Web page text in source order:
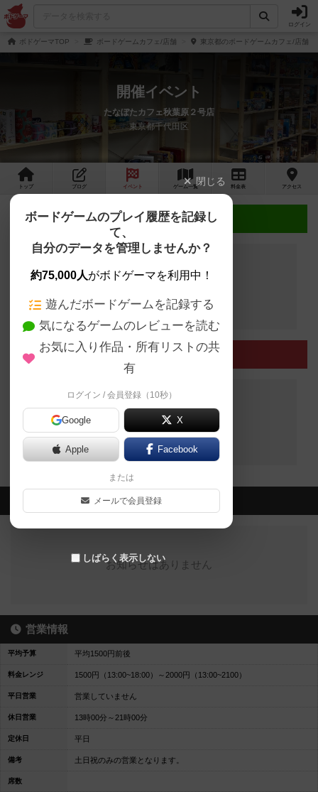
ログイン
ボドゲーマTOP ボードゲームカフェ/店舗 東京都のボードゲームカフェ/店舗
開催イベント
たなぼたカフェ秋葉原２号店
東京都千代田区
トップ ブログ イベント ゲーム一覧 料金 表 アクセス
近日開催予定のイベント
終了したイベント
終了したイベントはありません
最新のお知らせ
お知らせはありません
営業情報
平均予算 平均1500円前後
料金レンジ 1500円（13:00~18:00）～2000円（13:00~2100）
平日営業 営業していません
休日営業 13時00分～21時00分
定休日 平日
備考 土日祝のみの営業となります。
席数
閉じる
ボードゲームのプレイ履歴を記録し
て、
自分のデータを管理しませんか？
約75,000人がボドゲーマを利用中！
遊んだボードゲームを記録する
気になるゲームのレビューを読む
お気に入り作品・所有リストの共
有
ログイン / 会員登録（10秒）
Google X
Apple Facebook
または
メールで会員登録
しばらく表示しない